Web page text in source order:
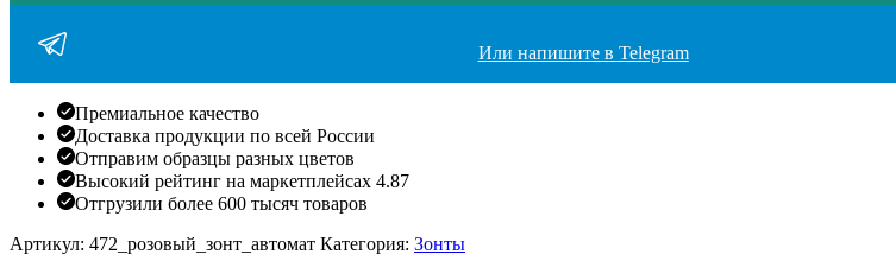
складной
облегченный
Или напишите в Telegram
Премиальное качество
Доставка продукции по всей России
Отправим образцы разных цветов
Высокий рейтинг на маркетплейсах 4.87
Отгрузили более 600 тысяч товаров
Артикул: 472_розовый_зонт_автомат Категория: Зонты